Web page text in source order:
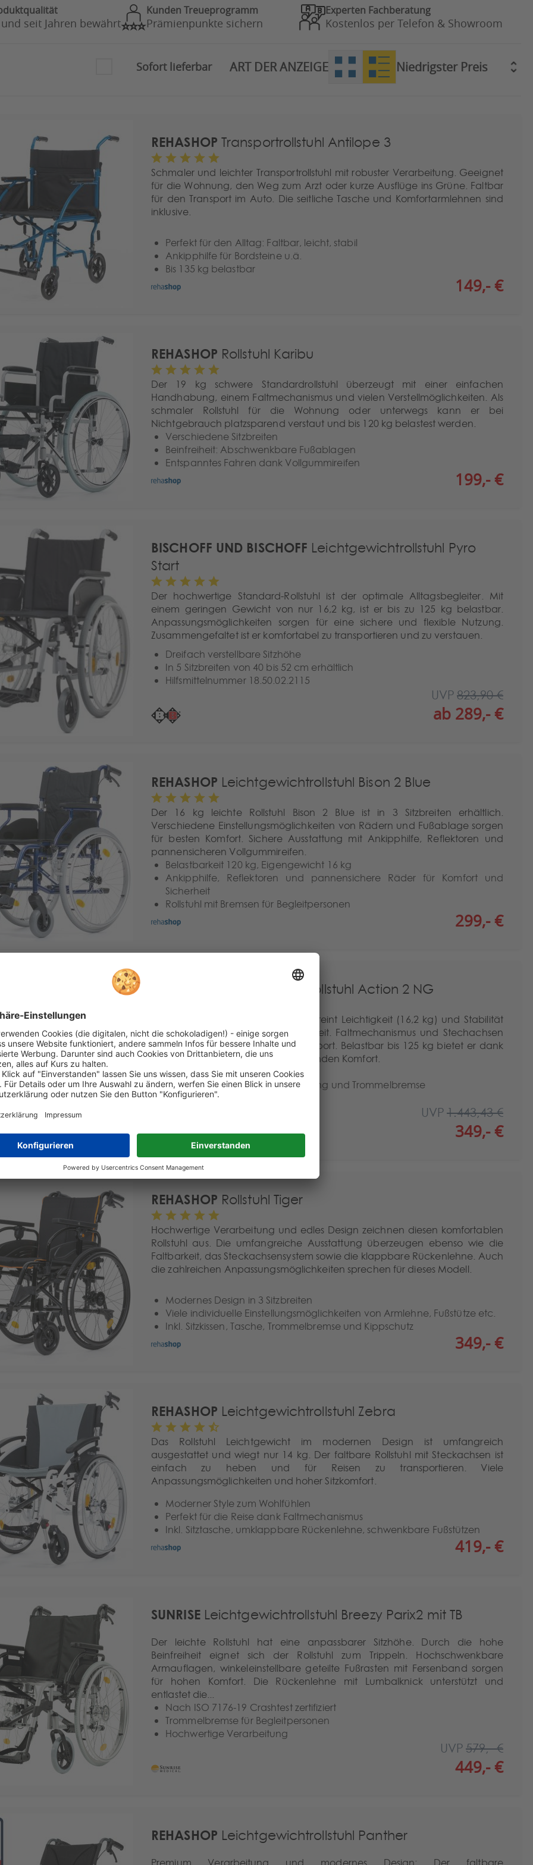
seit Jahren bewährt
Kunden Treueprogramm
Prämienpunkte sichern
Experten Fachberatung
Kostenlos per Telefon & Showroom
Sofort lieferbar ART DER ANZEIGE
REHASHOP Transportrollstuhl Antilope 3
Schmaler und leichter Transportrollstuhl mit robuster Verarbeitung. Geeignet
für die Wohnung, den Weg zum Arzt oder kurze Ausflüge ins Grüne. Faltbar
für den Transport im Auto. Die seitliche Tasche und Komfortarmlehnen sind
inklusive.
Perfekt für den Alltag: Faltbar, leicht, stabil
Ankipphilfe für Bordsteine u.ä.
Bis 135 kg belastbar
149,- €
REHASHOP Rollstuhl Karibu
Der 19 kg schwere Standardrollstuhl überzeugt mit einer einfachen
Handhabung, einem Faltmechanismus und vielen Verstellmöglichkeiten. Als
schmaler Rollstuhl für die Wohnung oder unterwegs kann er bei
Nichtgebrauch platzsparend verstaut und bis 120 kg belastest werden.
Verschiedene Sitzbreiten
Beinfreiheit: Abschwenkbare Fußablagen
Entspanntes Fahren dank Vollgummireifen
199,- €
BISCHOFF UND BISCHOFF Leichtgewichtrollstuhl Pyro
Start
Der hochwertige Standard-Rollstuhl ist der optimale Alltagsbegleiter. Mit
einem geringen Gewicht von nur 16,2 kg, ist er bis zu 125 kg belastbar.
Anpassungsmöglichkeiten sorgen für eine sichere und flexible Nutzung.
Zusammengefaltet ist er komfortabel zu transportieren und zu verstauen.
Dreifach verstellbare Sitzhöhe
In 5 Sitzbreiten von 40 bis 52 cm erhältlich
Hilfsmittelnummer 18.50.02.2115
ab 289,- €
UVP823,90 €
REHASHOP Leichtgewichtrollstuhl Bison 2 Blue
Der 16 kg leichte Rollstuhl Bison 2 Blue ist in 3 Sitzbreiten erhältlich.
Verschiedene Einstellungsmöglichkeiten von Rädern und Fußablage sorgen
für besten Komfort. Sichere Ausstattung mit Ankipphilfe, Reflektoren und
pannensicheren Vollgummireifen.
Belastbarkeit 120 kg, Eigengewicht 16 kg
Ankipphilfe, Reflektoren und pannensichere Räder für Komfort und
Sicherheit
Rollstuhl mit Bremsen für Begleitpersonen
299,- €
Leichtgewichtrollstuhl Action 2 NG
Der hochwertige Markenrollstuhl vereint Leichtigkeit (16,2 kg) und Stabilität
(125 kg) mit hoher Alltagstauglichkeit. Faltmechanismus und Stechachsen
ermöglichen einen einfachen Transport. Belastbar bis 125 kg bietet er dank
vieler Verstellmöglichkeiten umfassenden Komfort.
Mit Hilfsverzeichnisnummer
Pannensicher durch feste Bereifung und Trommelbremse
Drei Sitzbreiten zur Auswahl
349,- €
UVP1.443,43 €
REHASHOP Rollstuhl Tiger
Hochwertige Verarbeitung und edles Design zeichnen diesen komfortablen
Rollstuhl aus. Die umfangreiche Ausstattung überzeugen ebenso wie die
Faltbarkeit, das Steckachsensystem sowie die klappbare Rückenlehne. Auch
die zahlreichen Anpassungsmöglichkeiten sprechen für dieses Modell.
Modernes Design in 3 Sitzbreiten
Viele individuelle Einstellungsmöglichkeiten von Armlehne, Fußstütze etc.
Inkl. Sitzkissen, Tasche, Trommelbremse und Kippschutz
349,- €
REHASHOP Leichtgewichtrollstuhl Zebra
Das Rollstuhl Leichtgewicht im modernen Design ist umfangreich
ausgestattet und wiegt nur 14 kg. Der faltbare Rollstuhl mit Steckachsen ist
einfach zu heben und für Reisen zu transportieren. Viele
Anpassungsmöglichkeiten und hoher Sitzkomfort.
Moderner Style zum Wohlfühlen
Perfekt für die Reise dank Faltmechanismus
Inkl. Sitztasche, umklappbare Rückenlehne, schwenkbare Fußstützen
419,- €
SUNRISELeichtgewichtrollstuhl Breezy Parix2 mit TB
Der leichte Rollstuhl hat eine anpassbarer Sitzhöhe. Durch die hohe
Beinfreiheit eignet sich der Rollstuhl zum Trippeln. Hochschwenkbare
Armauflagen, winkeleinstellbare geteilte Fußrasten mit Fersenband sorgen
für hohen Komfort. Die Rückenlehne mit Lumbalknick unterstützt und
entlastet die...
Nach ISO 7176-19 Crashtest zertifiziert
Trommelbremse für Begleitpersonen
Hochwertige Verarbeitung
449,- €
UVP579,- €
REHASHOP Leichtgewichtrollstuhl Panther